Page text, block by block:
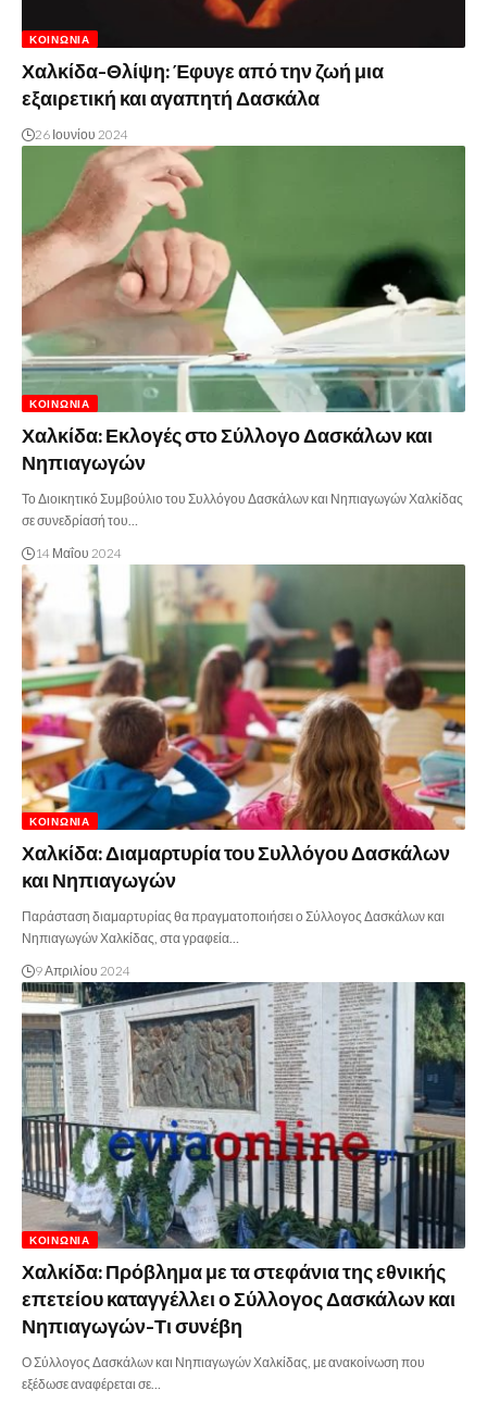
ΚΟΙΝΩΝΊΑ
Χαλκίδα-Θλίψη: Έφυγε από την ζωή μια
εξαιρετική και αγαπητή Δασκάλα
26 Ιουνίου 2024
ΚΟΙΝΩΝΊΑ
Χαλκίδα: Εκλογές στο Σύλλογο Δασκάλων και
Νηπιαγωγών
Το Διοικητικό Συμβούλιο του Συλλόγου Δασκάλων και Νηπιαγωγών Χαλκίδας
σε συνεδρίασή του…
14 Μαΐου 2024
ΚΟΙΝΩΝΊΑ
Χαλκίδα: Διαμαρτυρία του Συλλόγου Δασκάλων
και Νηπιαγωγών
Παράσταση διαμαρτυρίας θα πραγματοποιήσει ο Σύλλογος Δασκάλων και
Νηπιαγωγών Χαλκίδας, στα γραφεία…
9 Απριλίου 2024
ΚΟΙΝΩΝΊΑ
Χαλκίδα: Πρόβλημα με τα στεφάνια της εθνικής
επετείου καταγγέλλει ο Σύλλογος Δασκάλων και
Νηπιαγωγών-Τι συνέβη
Ο Σύλλογος Δασκάλων και Νηπιαγωγών Χαλκίδας, με ανακοίνωση που
εξέδωσε αναφέρεται σε…